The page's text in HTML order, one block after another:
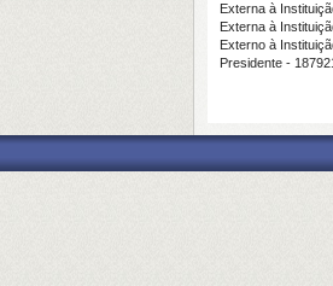
Externa à
Externa à
Externo à
Presidente -